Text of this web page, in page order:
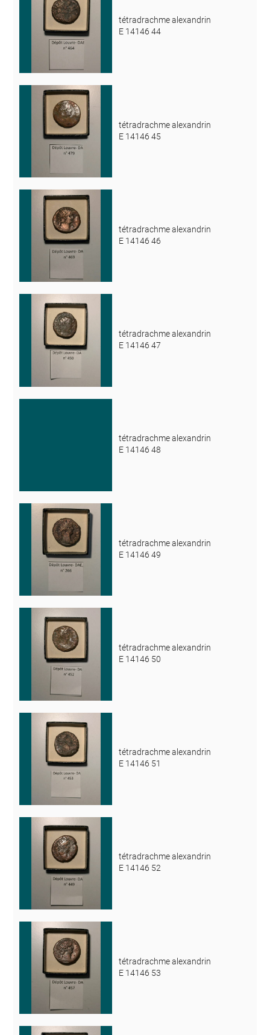
tétradrachme alexandrin
E 14146 44
tétradrachme alexandrin
E 14146 45
tétradrachme alexandrin
E 14146 46
tétradrachme alexandrin
E 14146 47
tétradrachme alexandrin
E 14146 48
tétradrachme alexandrin
E 14146 49
tétradrachme alexandrin
E 14146 50
tétradrachme alexandrin
E 14146 51
tétradrachme alexandrin
E 14146 52
tétradrachme alexandrin
E 14146 53